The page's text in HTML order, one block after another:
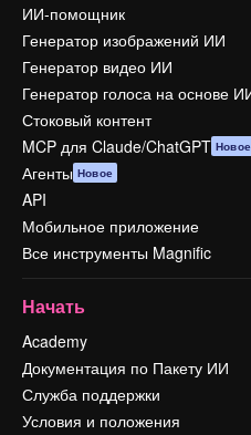
ИИ-помощник
Генератор изображений ИИ
Генератор видео ИИ
Генератор голоса на основе
Стоковый контент
MCP для Claude/ChatGPT Новое
Агенты Новое
API
Мобильное приложение
Все инструменты Magnific
Начать
Academy
Документация по Пакету ИИ
Служба поддержки
Условия и положения